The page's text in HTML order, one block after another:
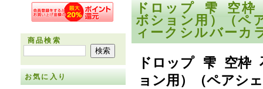
商品検索
お気に入り
ドロップ 雫 空枠
ボション用）（ペ
ィークシルバー
ドロップ 雫 空枠
ョン用）（ペアシ